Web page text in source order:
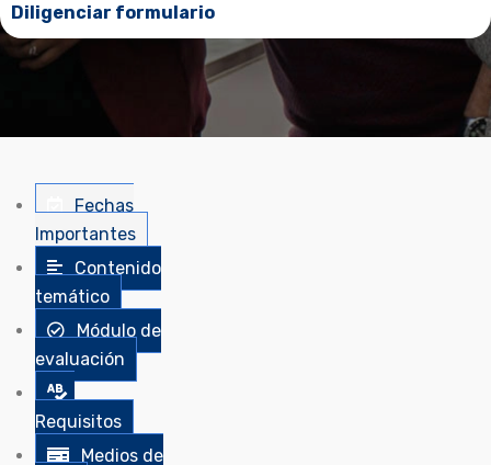
Diligenciar formulario
Fechas
Importantes
Contenido
temático
Módulo de
evaluación
Requisitos
Medios de